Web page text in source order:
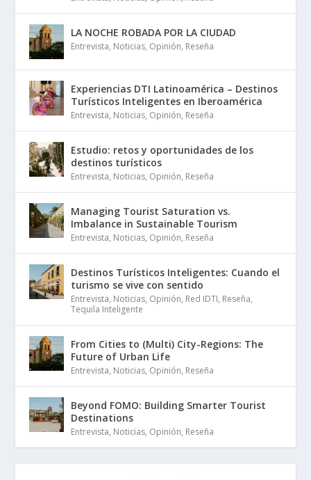
LA NOCHE ROBADA POR LA CIUDAD
Entrevista, Noticias, Opinión, Reseña
Experiencias DTI Latinoamérica – Destinos
Turísticos Inteligentes en Iberoamérica
Entrevista, Noticias, Opinión, Reseña
Estudio: retos y oportunidades de los
destinos turísticos
Entrevista, Noticias, Opinión, Reseña
Managing Tourist Saturation vs.
Imbalance in Sustainable Tourism
Entrevista, Noticias, Opinión, Reseña
Destinos Turísticos Inteligentes: Cuando el
turismo se vive con sentido
Entrevista, Noticias, Opinión, Red IDTI, Reseña,
Tequila Inteligente
From Cities to (Multi) City-Regions: The
Future of Urban Life
Entrevista, Noticias, Opinión, Reseña
Beyond FOMO: Building Smarter Tourist
Destinations
Entrevista, Noticias, Opinión, Reseña